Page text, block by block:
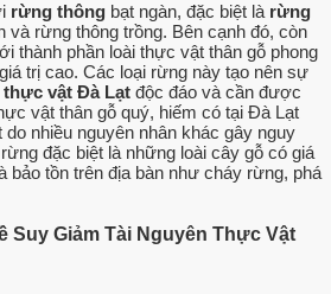
rừng thông bạt ngàn, đặc biệt là rừng
và rừng thông trồng. Bên cạnh đó, còn
thành phần loài thực vật thân gỗ phong
trị cao. Các loại rừng này tạo nên sự
thực vật Đà Lạt độc đáo và cần được
vật thân gỗ quý, hiếm có tại Đà Lạt
do nhiều nguyên nhân khác gây nguy
đặc biệt là những loài cây gỗ có giá
bảo tồn trên địa bàn như cháy rừng, phá
Suy Giảm Tài Nguyên Thực Vật